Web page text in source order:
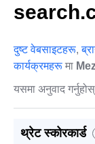
दुष्ट वेबसाइटहरू,
कार्यक्रमहरू मा
यसमा अनुवाद
थ्रेट स्कोरकार्ड